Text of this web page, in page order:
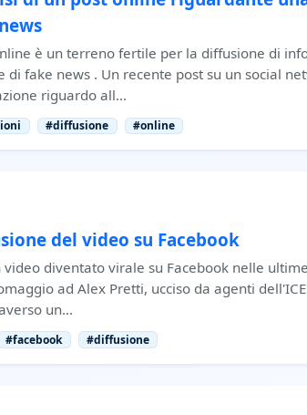
è un terreno fertile per la diffusione di
di fake news . Un recente post su un social
riguardo all…
#diffusione #online
del video su Facebook
video diventato virale su Facebook nelle
ad Alex Pretti, ucciso da agenti
un…
#facebook #diffusione